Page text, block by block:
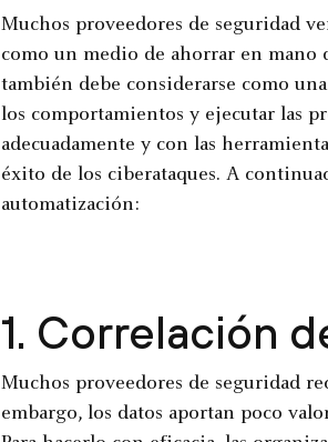
Muchos proveedores de seguridad
como un medio de ahorrar en mano
también debe considerarse como
los comportamientos y ejecutar las
adecuadamente y con las
éxito de los ciberataques. A
automatización:
1. Correlación
Muchos proveedores de seguridad
embargo, los datos aportan poco